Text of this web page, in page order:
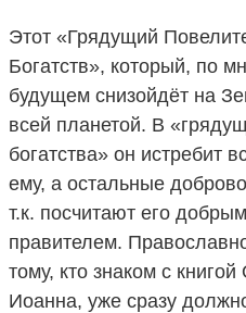
Этот «Грядущий
Богатств», который, по
будущем снизойдёт на
всей планетой. В
богатства» он истребит
ему, а остальные
т.к. посчитают его
правителем.
тому, кто знаком с
Иоанна, уже сразу